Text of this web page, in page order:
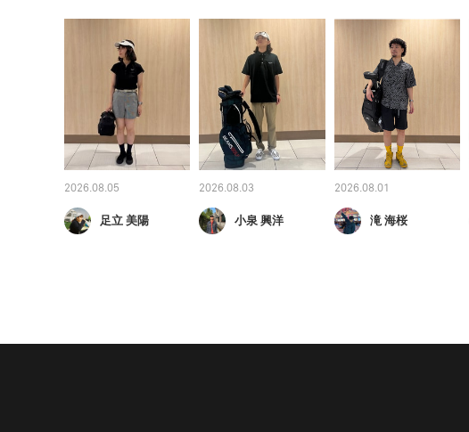
2026.08.05
足立 美陽
2026.08.03
小泉 興洋
2026.08.01
滝 海桜